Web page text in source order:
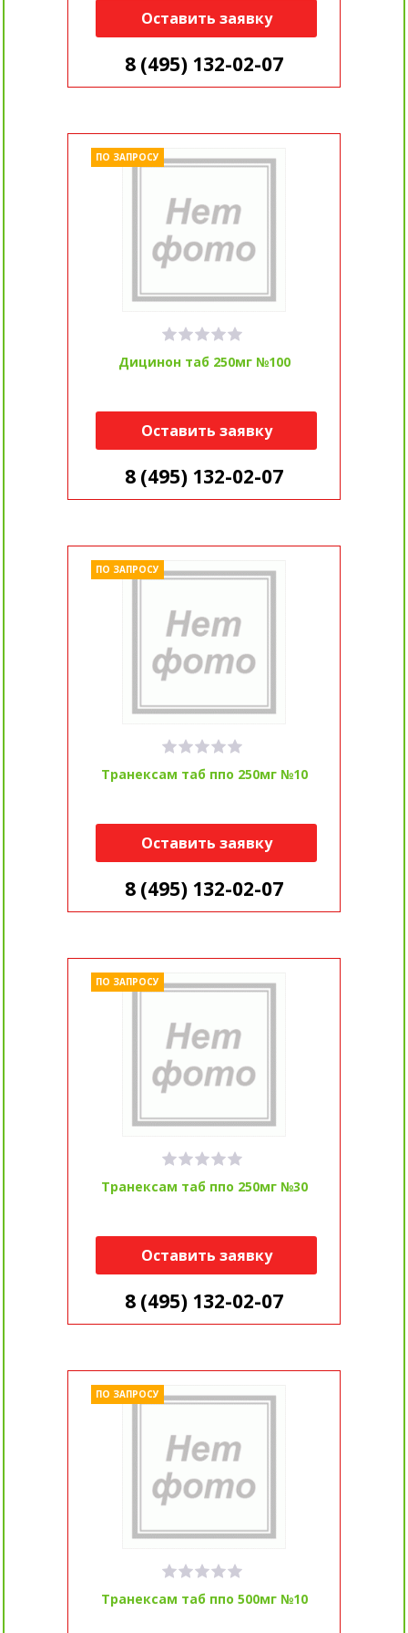
Оставить заявку
8 (495) 132-02-07
Дицинон таб 250мг №100
ПО ЗАПРОСУ
Оставить заявку
8 (495) 132-02-07
Транексам таб ппо 250мг №10
ПО ЗАПРОСУ
Оставить заявку
8 (495) 132-02-07
Транексам таб ппо 250мг №30
ПО ЗАПРОСУ
Оставить заявку
8 (495) 132-02-07
Транексам таб ппо 500мг №10
ПО ЗАПРОСУ